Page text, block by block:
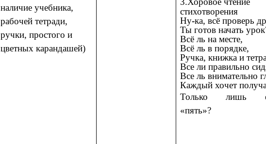
наличие учебника,
рабочей тетради,
ручки, простого и
цветных карандашей)
стихотворения
Ну-ка, всё проверь
Ты готов начать
Всё ль на месте,
Всё ль в порядке,
Ручка, книжка и
Все ли правильно
Все ль внимательно
Каждый хочет
Только лишь
«пять»?